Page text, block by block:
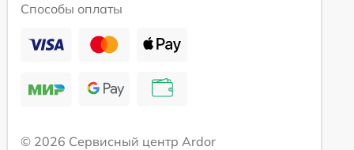
Способы оплаты
© 2026 Сервисный центр Ardor